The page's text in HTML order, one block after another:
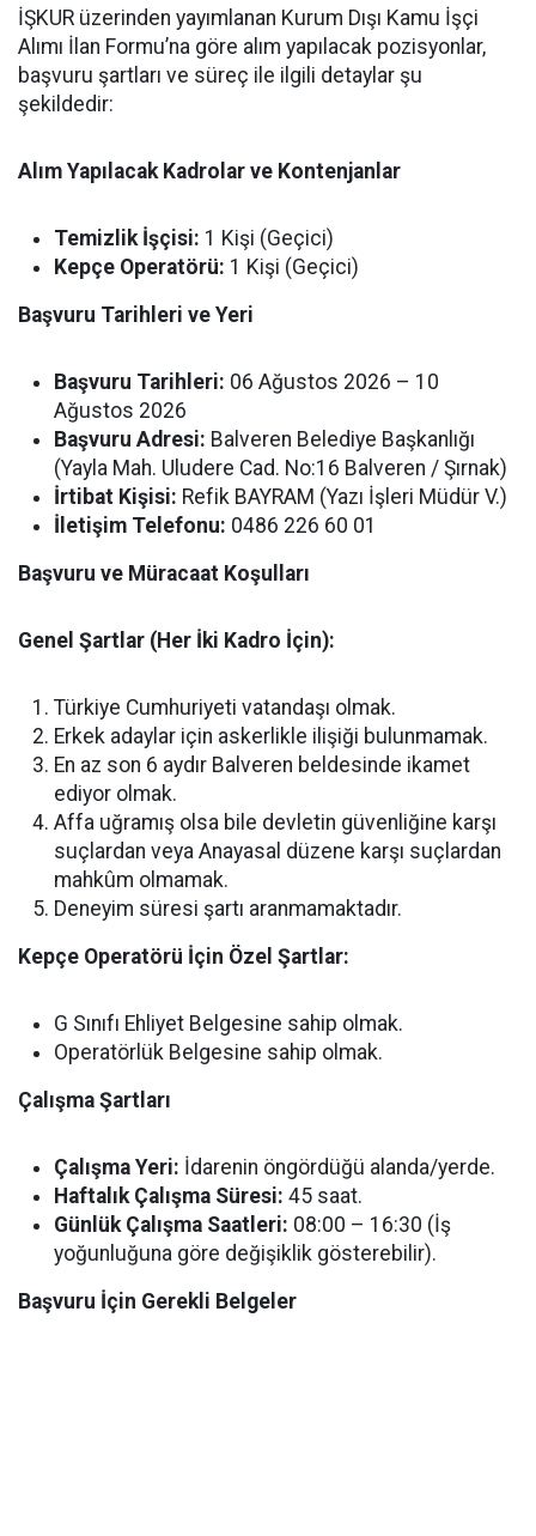
İŞKUR üzerinden yayımlanan Kurum Dışı Kamu İşçi
Alımı İlan Formu’na göre alım yapılacak pozisyonlar,
başvuru şartları ve süreç ile ilgili detaylar şu
şekildedir:
Alım Yapılacak Kadrolar ve Kontenjanlar
Temizlik İşçisi: 1 Kişi (Geçici)
Kepçe Operatörü: 1 Kişi (Geçici)
Başvuru Tarihleri ve Yeri
Başvuru Tarihleri: 06 Ağustos 2026 – 10
Ağustos 2026
Başvuru Adresi: Balveren Belediye Başkanlığı
(Yayla Mah. Uludere Cad. No:16 Balveren / Şırnak)
İrtibat Kişisi: Refik BAYRAM (Yazı İşleri Müdür V.)
İletişim Telefonu: 0486 226 60 01
Başvuru ve Müracaat Koşulları
Genel Şartlar (Her İki Kadro İçin):
Türkiye Cumhuriyeti vatandaşı olmak.
Erkek adaylar için askerlikle ilişiği bulunmamak.
En az son 6 aydır Balveren beldesinde ikamet
ediyor olmak.
Affa uğramış olsa bile devletin güvenliğine karşı
suçlardan veya Anayasal düzene karşı suçlardan
mahkûm olmamak.
Deneyim süresi şartı aranmamaktadır.
Kepçe Operatörü İçin Özel Şartlar:
G Sınıfı Ehliyet Belgesine sahip olmak.
Operatörlük Belgesine sahip olmak.
Çalışma Şartları
Çalışma Yeri: İdarenin öngördüğü alanda/yerde.
Haftalık Çalışma Süresi: 45 saat.
Günlük Çalışma Saatleri: 08:00 – 16:30 (İş
yoğunluğuna göre değişiklik gösterebilir).
Başvuru İçin Gerekli Belgeler